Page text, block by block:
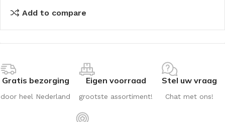
Add to compare
Gratis bezorging
door heel Nederland
Eigen voorraad
grootste assortiment!
Stel uw vraag
Chat met ons!